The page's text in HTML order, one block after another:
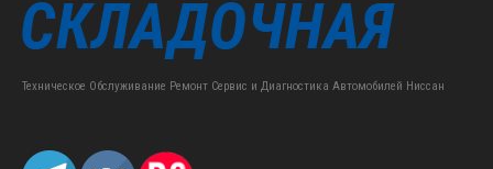
Техническое Обслуживание Ремонт Сервис и Диагностика Автомобилей Ниссан